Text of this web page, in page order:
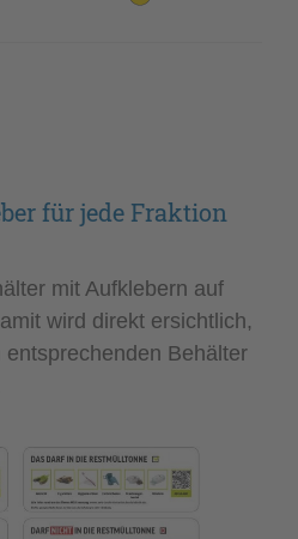
für jede Fraktion
mit Aufklebern auf
wird direkt ersichtlich,
Behälter